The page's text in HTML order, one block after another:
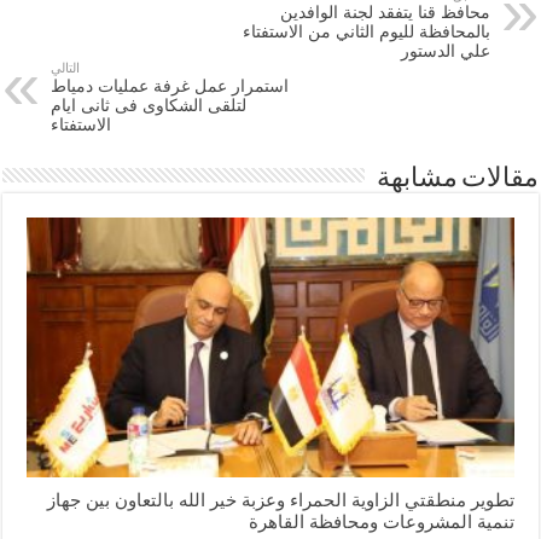
محافظ قنا يتفقد لجنة الوافدين
بالمحافظة لليوم الثاني من الاستفتاء
علي الدستور
التالي
استمرار عمل غرفة عمليات دمياط
لتلقى الشكاوى فى ثانى ايام
الاستفتاء
مقالات مشابهة
تطوير منطقتي الزاوية الحمراء وعزبة خير الله بالتعاون بين جهاز
تنمية المشروعات ومحافظة القاهرة